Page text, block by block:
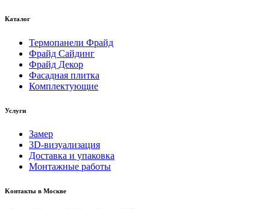
Каталог
Термопанели Фрайд
Фрайд Сайдинг
Фрайд Декор
Фасадная плитка
Комплектующие
Услуги
Замер
3D-визуализация
Доставка и упаковка
Монтажные работы
Kонтакты в Москве